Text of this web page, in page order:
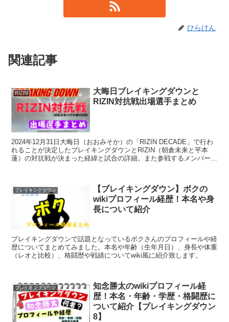
ひらけん
関連記事
RIZIN
大晦日ブレイキングダウンと
RIZIN対抗戦出場選手まとめ
2024年12月31日大晦日（おおみそか）の「RIZIN DECADE」で行わ
れることが決定したブレイキングダウンとRIZIN（朝倉未来と平本
蓮）の対抗戦が決まった経緯と試合の詳細。また参戦するメンバーに
ブレイキングダウン
【ブレイキングダウン】ボクの
wikiプロフィール経歴！本名や身
長について紹介
ブレイキングダウンで話題となっているボクさんのプロフィールや経
歴についてまとめてみました。本名や年齢（生年月日）、身長や体重
（レオと比較）、格闘歴や戦績についてwiki風に紹介致します。
ブレイキングダウン
知念勝太のwikiプロフィール経
歴！本名・年齢・学歴・格闘歴に
ついて紹介【ブレイキングダウン
8】